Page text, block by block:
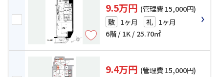
9.5万円 (管理費 15,000円)
敷 1ヶ月 礼 1ヶ月
6階 / 1K / 25.70㎡
9.4万円 (管理費 15,000円)